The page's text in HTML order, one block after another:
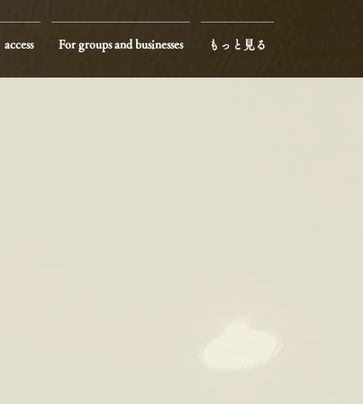
access For groups and businesses もっと見る